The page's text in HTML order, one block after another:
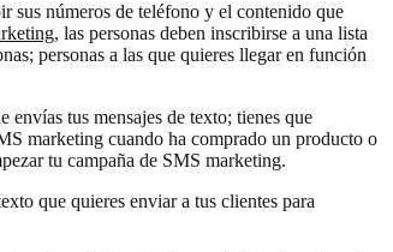
sus números de teléfono y el contenido que
, las personas deben inscribirse a una lista
personas a las que quieres llegar en función
tus mensajes de texto; tienes que
marketing cuando ha comprado un producto o
tu campaña de SMS marketing.
que quieres enviar a tus clientes para